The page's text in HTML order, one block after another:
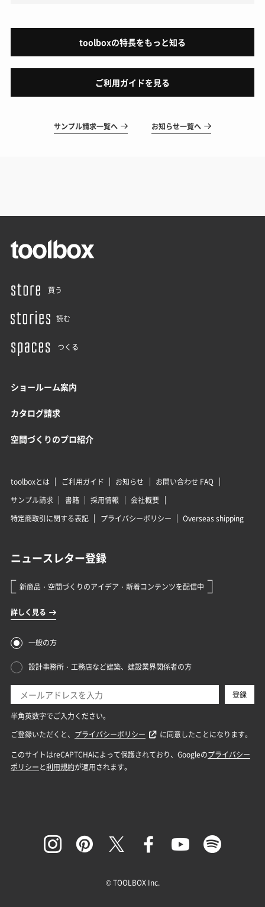
toolboxの特長をもっと知る
ご利用ガイドを見る
サンプル請求一覧へ お知らせ一覧へ
買う
読む
つくる
ショールーム案内
カタログ請求
空間づくりのプロ紹介
toolboxとは ご利用ガイド お知らせ
お問い合わせ FAQ
サンプル請求
書籍 採用情報
会社概要
特定商取引に関する表記
プライバシーポリシー Overseas shipping
© TOOLBOX Inc.